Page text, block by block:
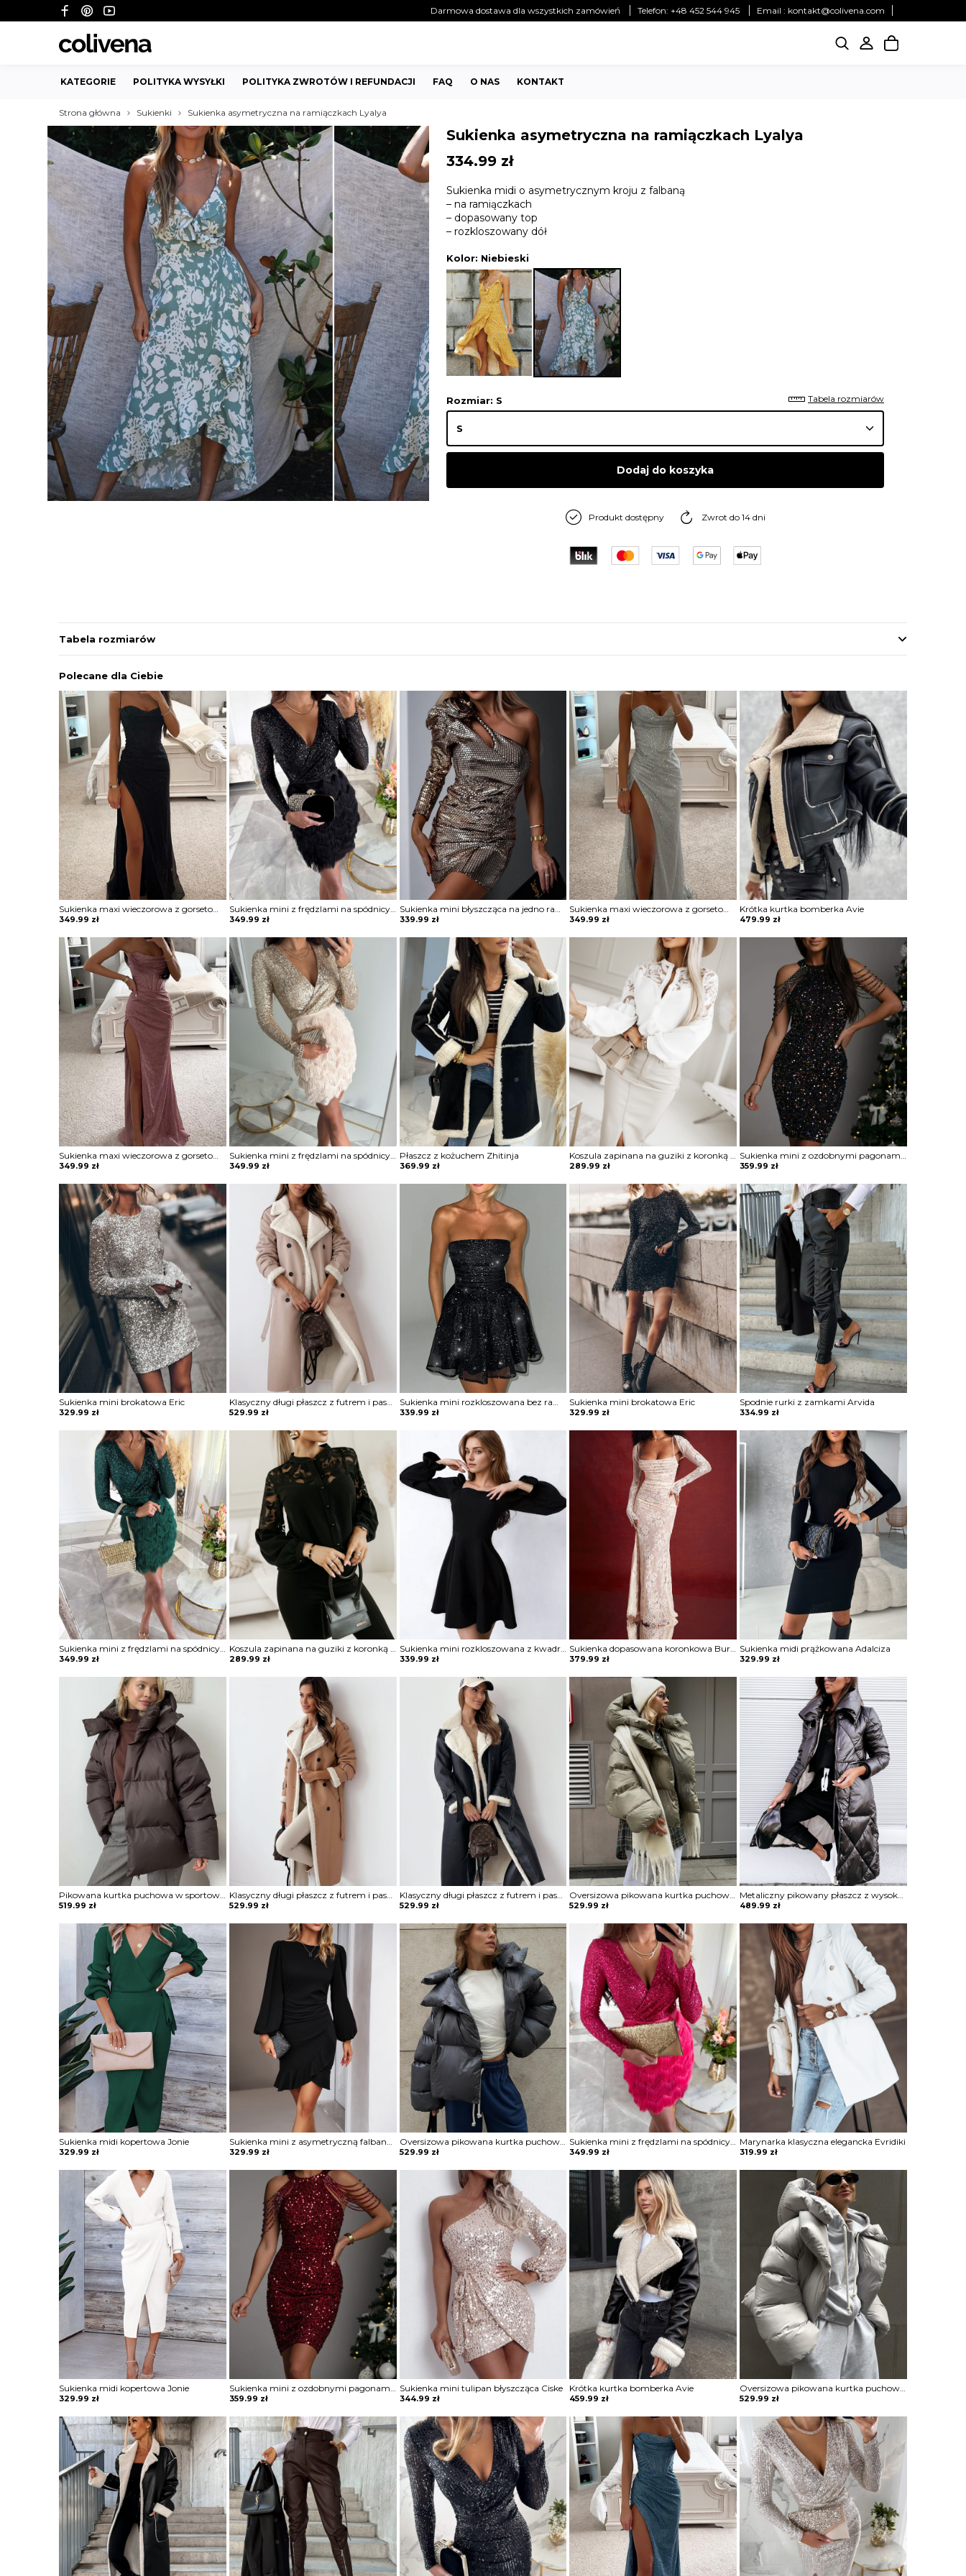
Darmowa dostawa dla wszystkich zamówień Telefon: +48 452 544 945 Email : kontakt@colivena.com
KATEGORIE POLITYKA WYSYŁKI POLITYKA ZWROTÓW I REFUNDACJI FAQ O NAS KONTAKT
Strona główna Sukienki Sukienka asymetryczna na ramiączkach Lyalya
Sukienka asymetryczna na ramiączkach Lyalya
334.99 zł
Sukienka midi o asymetrycznym kroju z falbaną
– na ramiączkach
– dopasowany top
– rozkloszowany dół
Kolor: Niebieski
Rozmiar: S Tabela rozmiarów
Dodaj do koszyka
Produkt dostępny Zwrot do 14 dni
Tabela rozmiarów
Polecane dla Ciebie
Sukienka maxi wieczorowa z gorsetowym topem Alija
349.99 zł
Sukienka mini z frędzlami na spódnicy Potita
349.99 zł
Sukienka mini błyszcząca na jedno ramię Vildan
339.99 zł
Sukienka maxi wieczorowa z gorsetowym topem Alija
349.99 zł
Krótka kurtka bomberka Avie
479.99 zł
Sukienka maxi wieczorowa z gorsetowym topem Alija
349.99 zł
Sukienka mini z frędzlami na spódnicy Potita
349.99 zł
Płaszcz z kożuchem Zhitinja
369.99 zł
Koszula zapinana na guziki z koronką Sae
289.99 zł
Sukienka mini z ozdobnymi pagonami Rosia
359.99 zł
Sukienka mini brokatowa Eric
329.99 zł
Klasyczny długi płaszcz z futrem i paskiem Sherri
529.99 zł
Sukienka mini rozkloszowana bez ramiączek Zahariea
339.99 zł
Sukienka mini brokatowa Eric
329.99 zł
Spodnie rurki z zamkami Arvida
334.99 zł
Sukienka mini z frędzlami na spódnicy Potita
349.99 zł
Koszula zapinana na guziki z koronką Sae
289.99 zł
Sukienka mini rozkloszowana z kwadratowym dekoltem Blagica
339.99 zł
Sukienka dopasowana koronkowa Burcin
379.99 zł
Sukienka midi prążkowana Adalciza
329.99 zł
Pikowana kurtka puchowa w sportowym stylu Semiye
519.99 zł
Klasyczny długi płaszcz z futrem i paskiem Sherri
529.99 zł
Klasyczny długi płaszcz z futrem i paskiem Sherri
529.99 zł
Oversizowa pikowana kurtka puchowa z kapturem Thamara
529.99 zł
Metaliczny pikowany płaszcz z wysoką stójką Mako
489.99 zł
Sukienka midi kopertowa Jonie
329.99 zł
Sukienka mini z asymetryczną falbaną Maguelonne
329.99 zł
Oversizowa pikowana kurtka puchowa z kapturem Thamara
529.99 zł
Sukienka mini z frędzlami na spódnicy Potita
349.99 zł
Marynarka klasyczna elegancka Evridiki
319.99 zł
Sukienka midi kopertowa Jonie
329.99 zł
Sukienka mini z ozdobnymi pagonami Rosia
359.99 zł
Sukienka mini tulipan błyszcząca Ciske
344.99 zł
Krótka kurtka bomberka Avie
459.99 zł
Oversizowa pikowana kurtka puchowa z kapturem Thamara
529.99 zł